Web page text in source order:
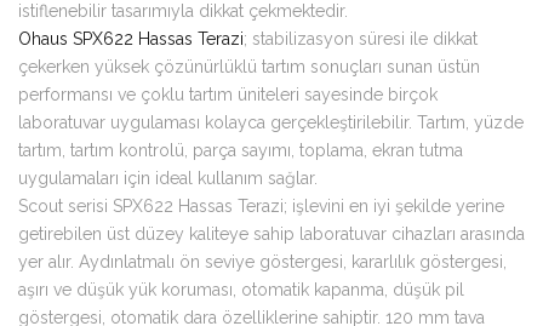
istiflenebilir tasarımıyla dikkat çekmektedir.
Ohaus SPX622 Hassas Terazi; stabilizasyon süresi ile dikkat
çekerken yüksek çözünürlüklü tartım sonuçları sunan üstün
performansı ve çoklu tartım üniteleri sayesinde birçok
laboratuvar uygulaması kolayca gerçekleştirilebilir. Tartım, yüzde
tartım, tartım kontrolü, parça sayımı, toplama, ekran tutma
uygulamaları için ideal kullanım sağlar.
Scout serisi SPX622 Hassas Terazi; işlevini en iyi şekilde yerine
getirebilen üst düzey kaliteye sahip laboratuvar cihazları arasında
yer alır. Aydınlatmalı ön seviye göstergesi, kararlılık göstergesi,
aşırı ve düşük yük koruması, otomatik kapanma, düşük pil
göstergesi, otomatik dara özelliklerine sahiptir. 120 mm tava